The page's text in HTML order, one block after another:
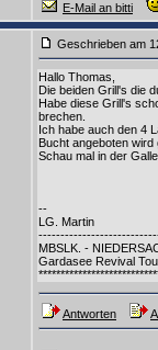
E-Mail an bitti
Geschrieben am
Hallo Thomas,
Die beiden Grill's die
Habe diese Grill's
brechen.
Ich habe auch den 4
Bucht angeboten
Schau mal in der
--
LG. Martin
MBSLK. -
Gardasee Revival
Antworten